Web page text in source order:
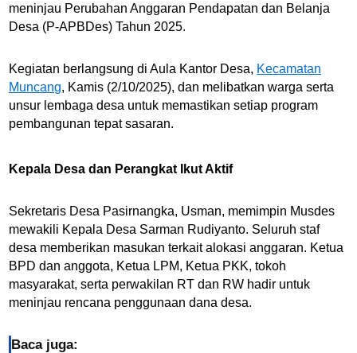
meninjau Perubahan Anggaran Pendapatan dan Belanja
Desa (P-APBDes) Tahun 2025.
Kegiatan berlangsung di Aula Kantor Desa, Kecamatan
Muncang, Kamis (2/10/2025), dan melibatkan warga serta
unsur lembaga desa untuk memastikan setiap program
pembangunan tepat sasaran.
Kepala Desa dan Perangkat Ikut Aktif
Sekretaris Desa Pasirnangka, Usman, memimpin Musdes
mewakili Kepala Desa Sarman Rudiyanto. Seluruh staf
desa memberikan masukan terkait alokasi anggaran. Ketua
BPD dan anggota, Ketua LPM, Ketua PKK, tokoh
masyarakat, serta perwakilan RT dan RW hadir untuk
meninjau rencana penggunaan dana desa.
Baca juga: